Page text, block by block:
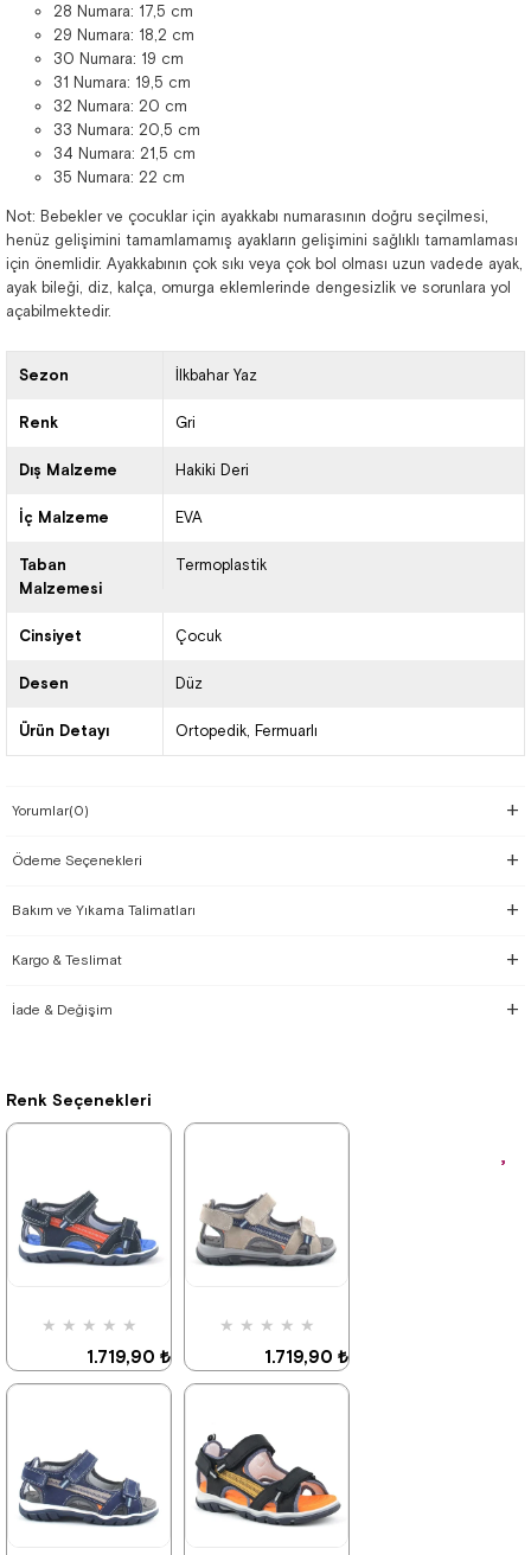
28 Numara: 17,5 cm
29 Numara: 18,2 cm
30 Numara: 19 cm
31 Numara: 19,5 cm
32 Numara: 20 cm
33 Numara: 20,5 cm
34 Numara: 21,5 cm
35 Numara: 22 cm
Not: Bebekler ve çocuklar için ayakkabı numarasının doğru seçilmesi,
henüz gelişimini tamamlamamış ayakların gelişimini sağlıklı tamamlaması
için önemlidir. Ayakkabının çok sıkı veya çok bol olması uzun vadede ayak,
ayak bileği, diz, kalça, omurga eklemlerinde dengesizlik ve sorunlara yol
açabilmektedir.
Sezon İlkbahar Yaz
Renk Gri
Dış Malzeme Hakiki Deri
İç Malzeme EVA
Taban
Malzemesi
Termoplastik
Cinsiyet Çocuk
Desen Düz
Ürün Detayı Ortopedik Fermuarlı
Yorumlar(0)
Ödeme Seçenekleri
Bakım ve Yıkama Talimatları
Kargo & Teslimat
İade & Değişim
Renk Seçenekleri
★ ★ ★ ★ ★
1.719,90 ₺
2.949,90 ₺
%42İndirim
★ ★ ★ ★ ★
1.719,90 ₺
2.949,90 ₺
%42İndirim